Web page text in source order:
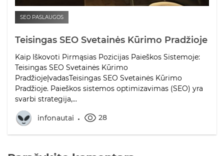
SEO PASLAUGOS
Teisingas SEO Svetainės Kūrimo Pradžioje
Kaip Iškovoti Pirmąsias Pozicijas Paieškos Sistemoje:
Teisingas SEO Svetainės Kūrimo
PradžiojeĮvadasTeisingas SEO Svetainės Kūrimo
Pradžioje. Paieškos sistemos optimizavimas (SEO) yra
svarbi strategija,...
infonautai 28